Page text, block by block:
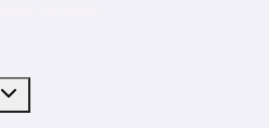
TOGGLE
CHILD